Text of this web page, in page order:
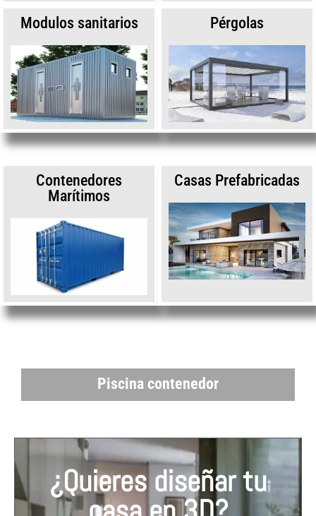
Modulos sanitarios Pérgolas
Contenedores
Marítimos
Casas Prefabricadas
Piscina contenedor
¿Quieres diseñar tu